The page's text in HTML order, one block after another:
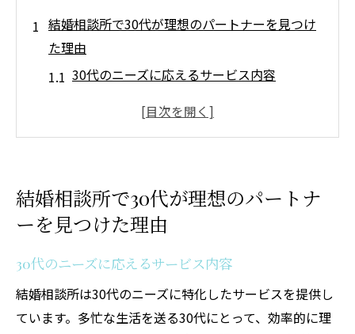
結婚相談所で30代が理想のパートナーを見つけ
た理由
30代のニーズに応えるサービス内容
理想の相手を見つけるための具体的ステッ
30代が求める理想とは何か
結婚相談所利用者の成功体験
忙しい30代に結婚相談所が選ばれる秘密
効率的な出会いを提供する仕組み
時間を有効活用できる理由
結婚相談所で30代が理想のパートナ
ーを見つけた理由
30代のニーズに応えるサービス内容
結婚相談所は30代のニーズに特化したサービスを提供し
ています。多忙な生活を送る30代にとって、効率的に理